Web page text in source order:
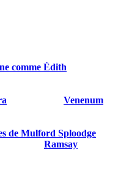
comme Édith
Venenum
de Mulford Sploodge
Ramsay